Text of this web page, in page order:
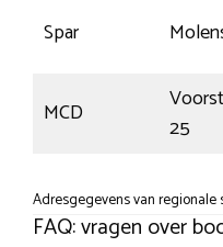
Spar
MCD
25
Adresgegevens van
FAQ: vragen over